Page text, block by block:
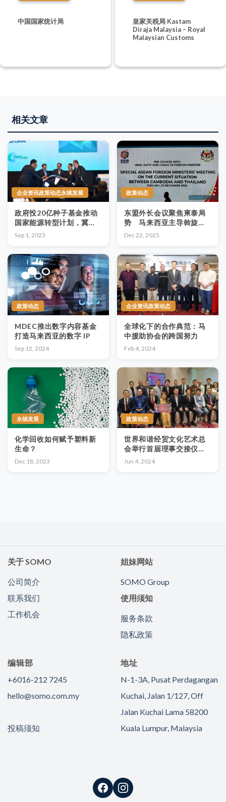
中国国家统计局
皇家关税局 Kastam
Diraja Malaysia – Royal
Malaysian Customs
相关文章
企业资讯政策动态永续发展
政府投20亿种子基金推动
国家能源转型计划，冀望
抛砖引玉，企业可以如何
Sep 1, 2023
政策动态
东盟外长会议聚焦柬泰局
势 马来西亚主导斡旋区
域和平
Dec 22, 2025
政策动态
MDEC推出数字内容基金
打造马来西亚的数字 IP
Sep 12, 2024
企业资讯政策动态
全球化下的合作典范：马
中援助协会的跨国努力
Feb 4, 2024
永续发展
化学回收如何赋予塑料新
生命？
Dec 18, 2023
政策动态
世界和谐经贸文化艺术总
会举行首届理事交接仪
式，推动马中友好合作
Jun 4, 2024
关于 SOMO
公司简介
联系我们
工作机会
姐妹网站
SOMO Group
使用须知
服务条款
隐私政策
编辑部
+6016-212 7245
hello@somo.com.my
投稿须知
地址
N-1-3A, Pusat Perdagangan
Kuchai, Jalan 1/127, Off
Jalan Kuchai Lama 58200
Kuala Lumpur, Malaysia